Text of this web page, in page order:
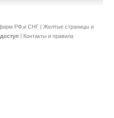
РФ и СНГ | Желтые страницы и
| Контакты и правила